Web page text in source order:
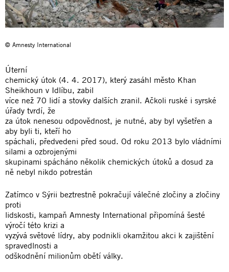
© Amnesty International
Úterní
chemický útok (4. 4. 2017), který zasáhl město Khan
Sheikhoun v Idlíbu, zabil
více než 70 lidí a stovky dalších zranil. Ačkoli ruské i syrské
úřady tvrdí, že
za útok nenesou odpovědnost, je nutné, aby byl vyšetřen a
aby byli ti, kteří ho
spáchali, předvedeni před soud. Od roku 2013 bylo vládními
silami a ozbrojenými
skupinami spácháno několik chemických útoků a dosud za
ně nebyl nikdo potrestán
Zatímco v Sýrii beztrestně pokračují válečné zločiny a zločiny
proti
lidskosti, kampaň Amnesty International připomíná šesté
výročí této krizi a
vyzývá světové lídry, aby podnikli okamžitou akci k zajištění
spravedlnosti a
odškodnění milionům obětí války.